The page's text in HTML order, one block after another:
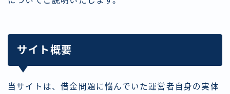
サイト概要
当サイトは、借金問題に悩んでいた運営者自身の実体